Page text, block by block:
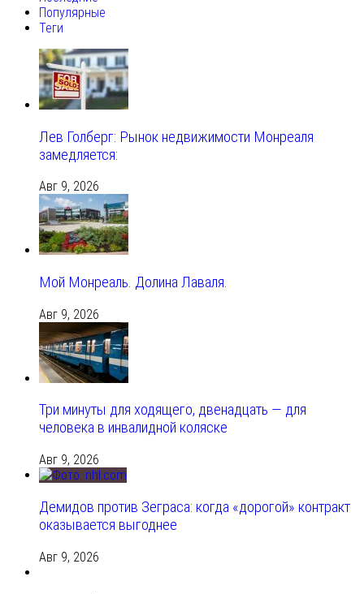
Популярные
Теги
Лев Голберг: Рынок недвижимости Монреаля
замедляется:
Авг 9, 2026
Мой Монреаль. Долина Лаваля.
Авг 9, 2026
Три минуты для ходящего, двенадцать — для
человека в инвалидной коляске
Авг 9, 2026
Демидов против Зеграса: когда «дорогой» контракт
оказывается выгоднее
Авг 9, 2026